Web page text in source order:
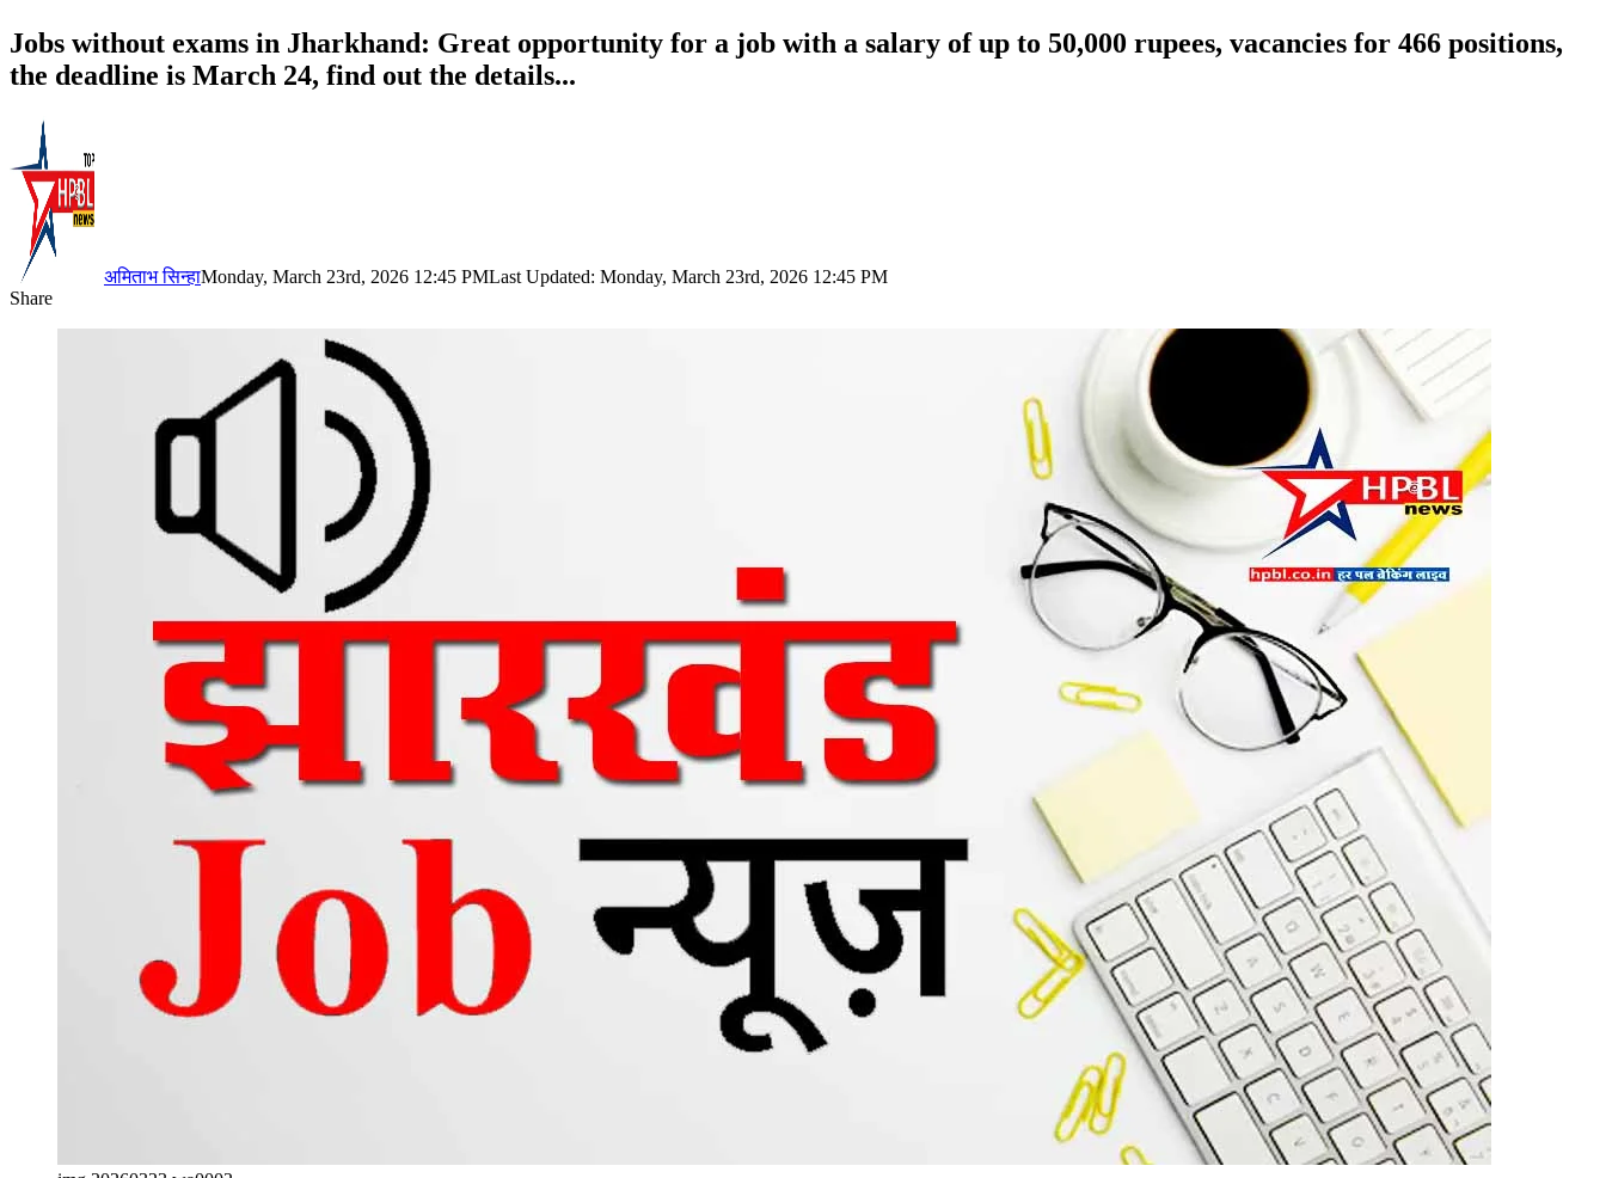
Jobs without exams in Jharkhand: Great opportunity for a job with a salary of up to 50,000 rupees, vacancies for 466 positions,
the deadline is March 24, find out the details...
अमिताभ सिन्हाMonday, March 23rd, 2026 12:45 PMLast Updated: Monday, March 23rd, 2026 12:45 PM
Share